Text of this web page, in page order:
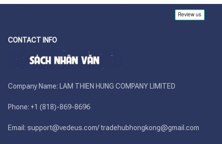
CONTACT INFO
Company Name: LAM THIEN HUNG COMPANY LIMITED
Phone: +1 (818)-869-8696
Email: support@vedeus.com/ tradehubhongkong@gmail.com